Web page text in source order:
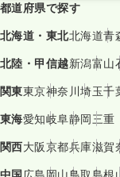
都道府県で探す
北海道・東北北海道青
北陸・甲信越新潟富山
関東東京神奈川埼玉千
東海愛知岐阜静岡三重
関西大阪京都兵庫滋賀